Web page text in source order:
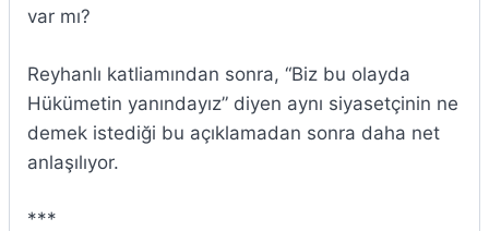
var mı?
Reyhanlı katliamından sonra, “Biz bu olayda
Hükümetin yanındayız” diyen aynı siyasetçinin ne
demek istediği bu açıklamadan sonra daha net
anlaşılıyor.
***